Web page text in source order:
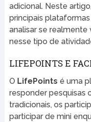
adicional. Neste
principais
analisar se
nesse tipo de
LIFEPOINTS E
O LifePoints é uma
responder pesquisas
tradicionais, os
participar de mini